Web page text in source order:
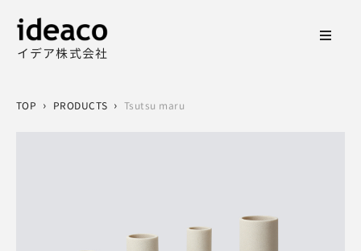
イデア株式会社
TOP › PRODUCTS › Tsutsu maru